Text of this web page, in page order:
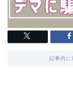
記事内に